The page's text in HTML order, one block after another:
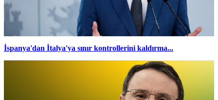
İspanya'dan İtalya'ya sınır kontrollerini kaldırma...